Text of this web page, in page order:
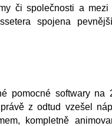
či společnosti a
spojena
pomocné softwary na
z odtud vzešel
kompletně